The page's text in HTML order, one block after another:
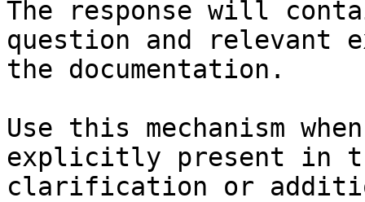
The response will
question and relevant
the documentation.
Use this mechanism
explicitly present in
clarification or